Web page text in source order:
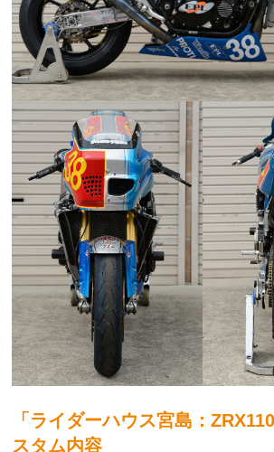
「ライダーハウス宮島：
スタム内容